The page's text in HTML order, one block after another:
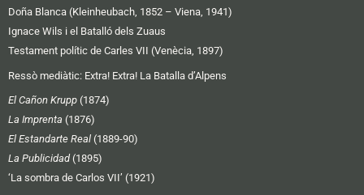
Doña Blanca (Kleinheubach, 1852 – Viena, 1941)
Ignace Wils i el Batalló dels Zuaus
Testament polític de Carles VII (Venècia, 1897)
Ressò mediàtic: Extra! Extra! La Batalla d’Alpens
El Cañon Krupp (1874)
La Imprenta (1876)
El Estandarte Real (1889-90)
La Publicidad(1895)
‘La sombra de Carlos VII’ (1921)